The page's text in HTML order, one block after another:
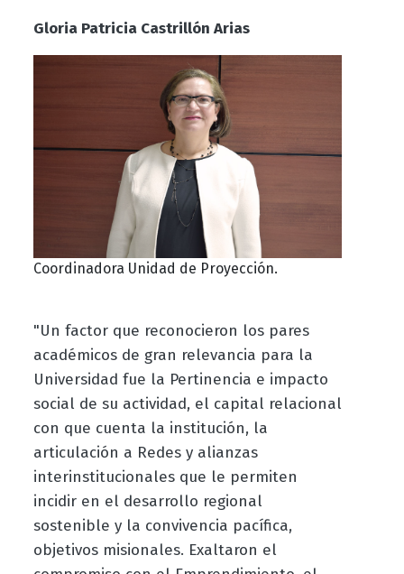
Gloria Patricia Castrillón Arias
Coordinadora Unidad de Proyección.
"Un factor que reconocieron los pares
académicos de gran relevancia para la
Universidad fue la Pertinencia e impacto
social de su actividad, el capital relacional
con que cuenta la institución, la
articulación a Redes y alianzas
interinstitucionales que le permiten
incidir en el desarrollo regional
sostenible y la convivencia pacífica,
objetivos misionales. Exaltaron el